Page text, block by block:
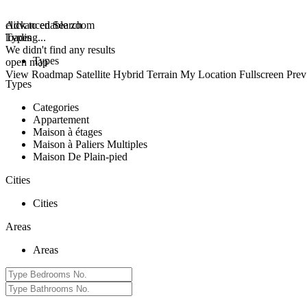
click to enable zoom
loading...
We didn't find any results
open map
View Roadmap Satellite Hybrid Terrain My Location Fullscreen Prev
Advanced Search
Types
Types
Types
Categories
Appartement
Maison à étages
Maison à Paliers Multiples
Maison De Plain-pied
Cities
Cities
Areas
Areas